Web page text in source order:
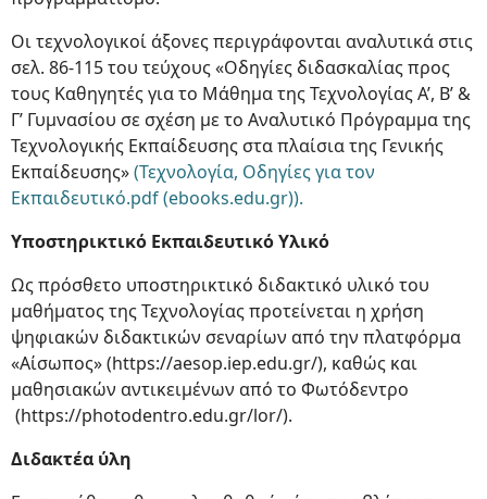
Οι τεχνολογικοί άξονες περιγράφονται αναλυτικά στις
σελ. 86-115 του τεύχους «Οδηγίες διδασκαλίας προς
τους Καθηγητές για το Μάθημα της Τεχνολογίας Α’, Β’ &
Γ’ Γυμνασίου σε σχέση με το Αναλυτικό Πρόγραμμα της
Τεχνολογικής Εκπαίδευσης στα πλαίσια της Γενικής
Εκπαίδευσης»(Τεχνολογία, Οδηγίες για τον
Εκπαιδευτικό.pdf (ebooks.edu.gr)).
Υποστηρικτικό Εκπαιδευτικό Υλικό
Ως πρόσθετο υποστηρικτικό διδακτικό υλικό του
μαθήματος της Τεχνολογίας προτείνεται η χρήση
ψηφιακών διδακτικών σεναρίων από την πλατφόρμα
«Αίσωπος» (https://aesop.iep.edu.gr/), καθώς και
μαθησιακών αντικειμένων από το Φωτόδεντρο
(https://photodentro.edu.gr/lor/).
Διδακτέα ύλη